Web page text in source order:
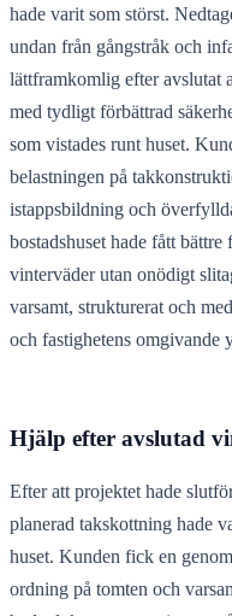
hade varit som störst.
undan från gångstråk och
lättframkomlig efter avslutat
med tydligt förbättrad
som vistades runt huset.
belastningen på
istappsbildning och
bostadshuset hade fått
vinterväder utan onödigt
varsamt, strukturerat och
och fastighetens omgivande
Hjälp efter avslutad
Efter att projektet hade
planerad takskottning hade
huset. Kunden fick en
ordning på tomten och